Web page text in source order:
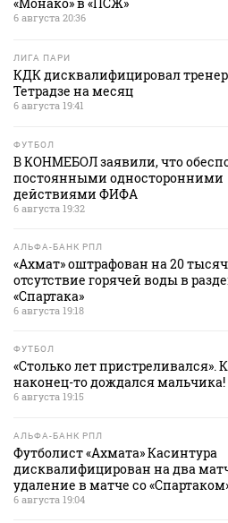
«Монако» в «ПСЖ»
6 августа 20:36
ЛИГА ПАРИ
КДК дисквалифицировал
Тетрадзе на месяц
6 августа 19:41
ФУТБОЛ
В КОНМЕБОЛ заявили, что
постоянными односторонними
действиями ФИФА
6 августа 19:32
АЛЬФА-БАНК РПЛ
«Ахмат» оштрафован на 20
отсутствие горячей воды в
«Спартака»
6 августа 19:18
ФУТБОЛ
«Столько лет пристреливался».
наконец-то дождался мальчика!
6 августа 19:15
АЛЬФА-БАНК РПЛ
Футболист «Ахмата» Касинтура
дисквалифицирован на два
удаление в матче со
6 августа 19:04